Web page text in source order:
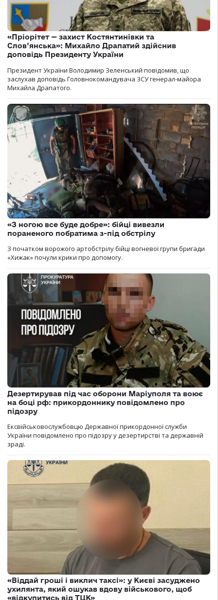
«Пріорітет — захист Костянтинівки та
Слов’янська»: Михайло Драпатий здійснив
доповідь Президенту України
Президент України Володимир Зеленський повідомив, що
заслухав доповідь Головнокомандувача ЗСУ генерал-майора
Михайла Драпатого.
«З ногою все буде добре»: бійці вивезли
пораненого побратима з-під обстрілу
З початком ворожого артобстрілу бійці вогневої групи бригади
«Хижак» почули крики про допомогу.
Дезертирував під час оборони Маріуполя та воює
на боці рф: прикордоннику повідомлено про
підозру
Ексвійськовослужбовцю Державної прикордонної служби
України повідомлено про підозру у дезертирстві та державній
зраді.
«Віддай гроші і виклич таксі»: у Києві засуджено
ухилянта, який ошукав вдову військового, щоб
«відкупитись від ТЦК»